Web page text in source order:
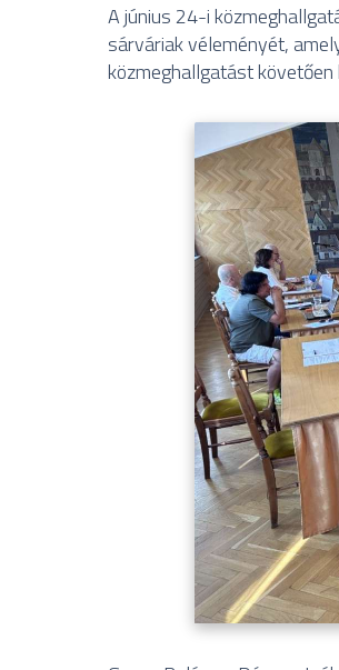
A június 24-i
sárváriak véleményét,
közmeghallgatást